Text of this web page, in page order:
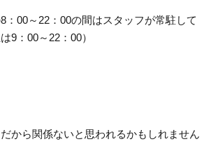
：00～22：00の間はスタッフが常駐して
9：00～22：00）
から関係ないと思われるかもしれません